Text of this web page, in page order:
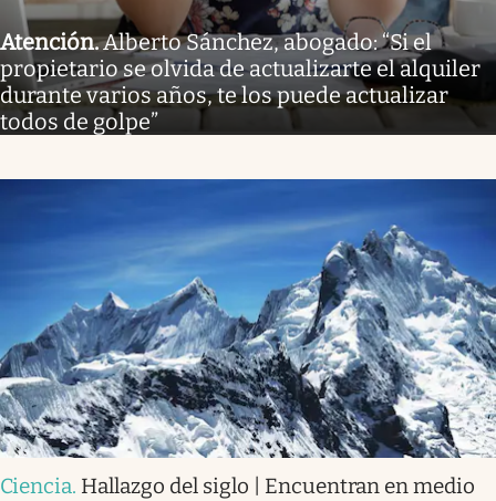
Atención.Alberto Sánchez, abogado: “Si el
propietario se olvida de actualizarte el alquiler
durante varios años, te los puede actualizar
todos de golpe”
Ciencia. Hallazgo del siglo | Encuentran en medio